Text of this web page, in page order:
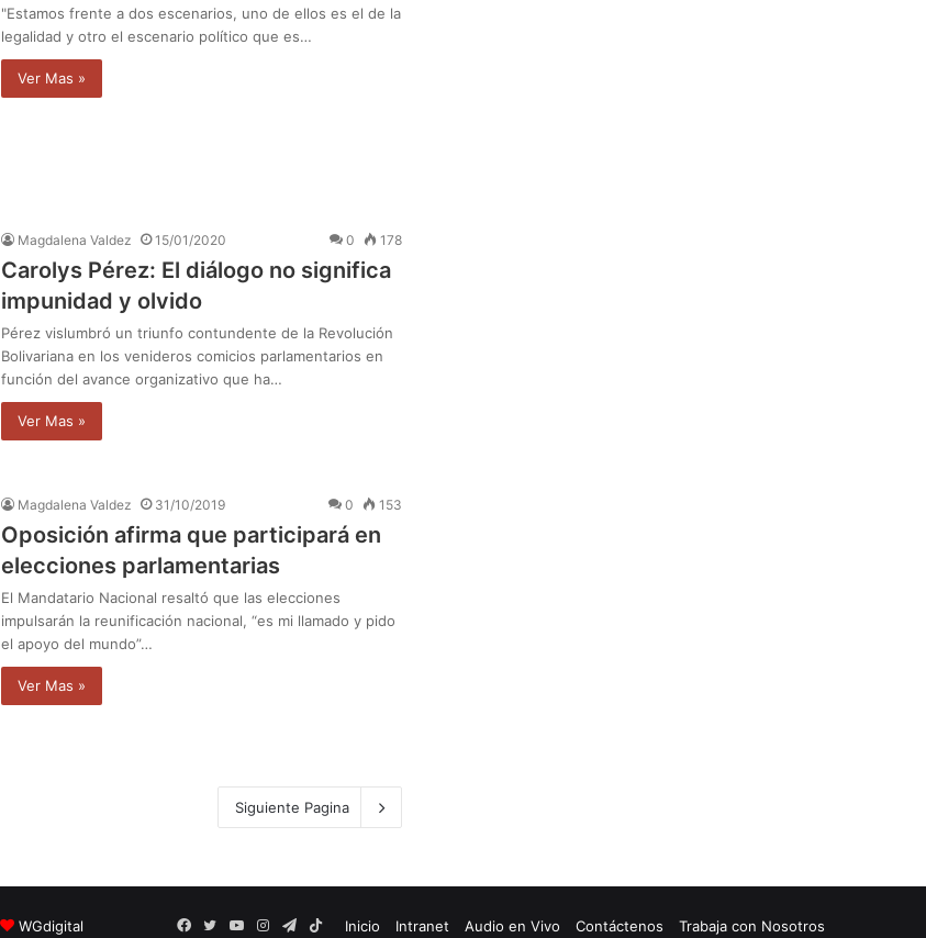
"Estamos frente a dos escenarios, uno de ellos es el de la
legalidad y otro el escenario político que es…
Ver Mas »
Magdalena Valdez 15/01/2020 0 178
Carolys Pérez: El diálogo no significa
impunidad y olvido
Pérez vislumbró un triunfo contundente de la Revolución
Bolivariana en los venideros comicios parlamentarios en
función del avance organizativo que ha…
Ver Mas »
Magdalena Valdez 31/10/2019 0 153
Oposición afirma que participará en
elecciones parlamentarias
El Mandatario Nacional resaltó que las elecciones
impulsarán la reunificación nacional, “es mi llamado y pido
el apoyo del mundo”…
Ver Mas »
Siguiente Pagina
WGdigital Inicio Intranet Audio en Vivo Contáctenos Trabaja con Nosotros
Facebook
TwitterYouTubeInstagramTelegram
TikTok